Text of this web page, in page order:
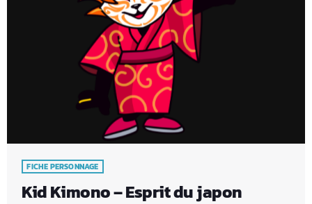
FICHE PERSONNAGE
Kid Kimono – Esprit du japon